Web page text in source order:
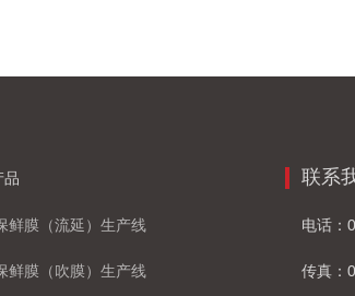
品
鲜膜（流延）生产线
鲜膜（吹膜）生产线
联系
电话：
传真：